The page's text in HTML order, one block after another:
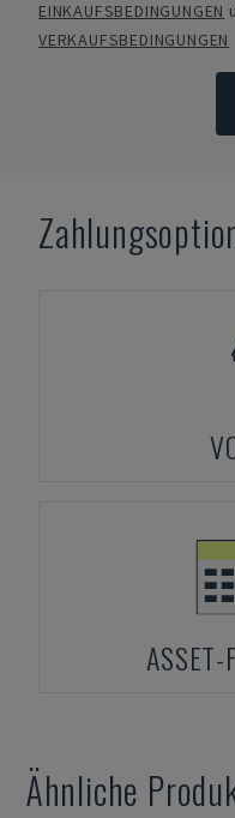
EINKAUFSBEDINGUNGEN
VERKAUFSBEDINGUNGEN
Ähnliche